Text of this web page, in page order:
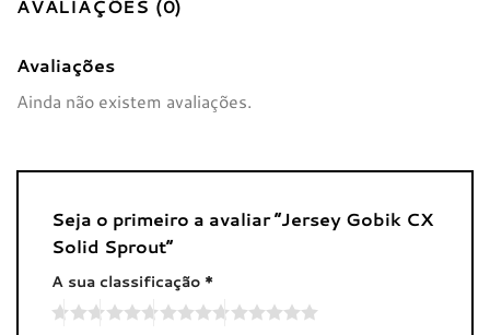
AVALIAÇÕES (0)
Avaliações
Ainda não existem avaliações.
Seja o primeiro a avaliar “Jersey Gobik CX
Solid Sprout”
A sua classificação *